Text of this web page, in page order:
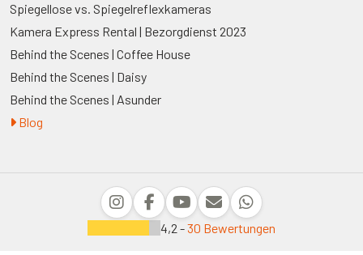
Spiegellose vs. Spiegelreflexkameras
Kamera Express Rental | Bezorgdienst 2023
Behind the Scenes | Coffee House
Behind the Scenes | Daisy
Behind the Scenes | Asunder
Blog
4,2 -30 Bewertungen